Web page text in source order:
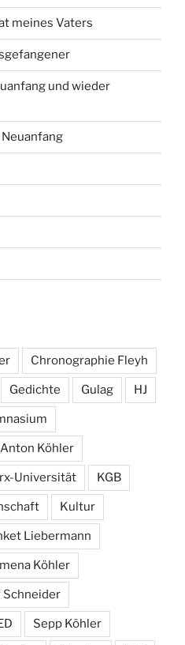
meines Vaters
und wieder
Chronographie Fleyh
Gedichte Gulag HJ
Köhler
Universität KGB
Kultur
Liebermann
Köhler
Schneider
Sepp Köhler